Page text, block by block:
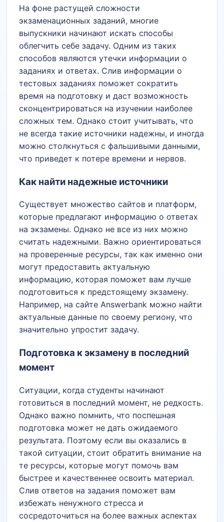
На фоне растущей сложности
экзаменационных заданий, многие
выпускники начинают искать способы
облегчить себе задачу. Одним из таких
способов являются утечки информации о
заданиях и ответах. Слив информации о
тестовых заданиях поможет сократить
время на подготовку и даст возможность
сконцентрироваться на изучении наиболее
сложных тем. Однако стоит учитывать, что
не всегда такие источники надежны, и иногда
можно столкнуться с фальшивыми данными,
что приведет к потере времени и нервов.
Как найти надежные источники
Существует множество сайтов и платформ,
которые предлагают информацию о ответах
на экзамены. Однако не все из них можно
считать надежными. Важно ориентироваться
на проверенные ресурсы, так как именно они
могут предоставить актуальную
информацию, которая поможет вам лучше
подготовиться к предстоящему экзамену.
Например, на сайте Answerbank можно найти
актуальные данные по своему региону, что
значительно упростит задачу.
Подготовка к экзамену в последний
момент
Ситуации, когда студенты начинают
готовиться в последний момент, не редкость.
Однако важно помнить, что поспешная
подготовка может не дать ожидаемого
результата. Поэтому если вы оказались в
такой ситуации, стоит обратить внимание на
те ресурсы, которые могут помочь вам
быстрее и качественнее освоить материал.
Слив ответов на задания поможет вам
избежать ненужного стресса и
сосредоточиться на более важных аспектах